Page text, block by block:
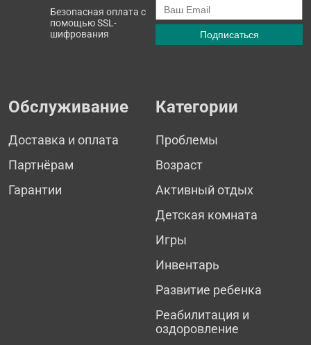
Безопасная оплата с
помощью SSL-
шифрования
Обслуживание
Доставка и оплата
Партнёрам
Гарантии
Категории
Проблемы
Возраст
Активный отдых
Детская комната
Игры
Инвентарь
Развитие ребенка
Реабилитация и
оздоровление